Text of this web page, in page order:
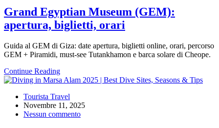
Grand Egyptian Museum (GEM):
apertura, biglietti, orari
Guida al GEM di Giza: date apertura, biglietti online, orari, percorso
GEM + Piramidi, must-see Tutankhamon e barca solare di Cheope.
Continue Reading
Tourista Travel
Novembre 11, 2025
Nessun commento